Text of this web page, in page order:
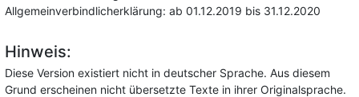
Allgemeinverbindlicherklärung: ab 01.12.2019 bis 31.12.2020
Hinweis:
Diese Version existiert nicht in deutscher Sprache. Aus diesem
Grund erscheinen nicht übersetzte Texte in ihrer Originalsprache.